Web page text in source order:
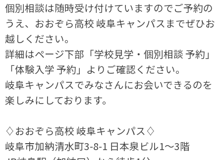
個別相談は随時受け付けていますのでご予約の
うえ、おおぞら高校 岐阜キャンパスまでぜひお
越しください。
詳細はページ下部「学校見学・個別相談 予約」
「体験入学 予約」よりご確認ください。
岐阜キャンパスでみなさんにお会いできるのを
楽しみにしております。
♢おおぞら高校 岐阜キャンパス♢
岐阜市加納清水町3-8-1 日本泉ビル1～3階